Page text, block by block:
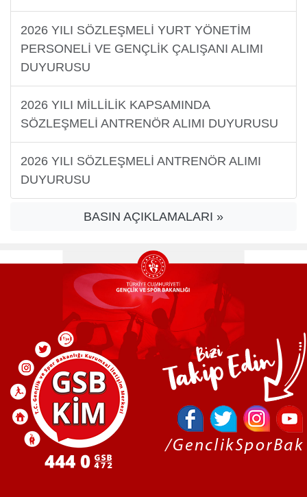
2026 YILI SÖZLEŞMELİ YURT YÖNETİM
PERSONELİ VE GENÇLİK ÇALIŞANI ALIMI
DUYURUSU
2026 YILI MİLLİLİK KAPSAMINDA
SÖZLEŞMELİ ANTRENÖR ALIMI DUYURUSU
2026 YILI SÖZLEŞMELİ ANTRENÖR ALIMI
DUYURUSU
BASIN AÇIKLAMALARI »